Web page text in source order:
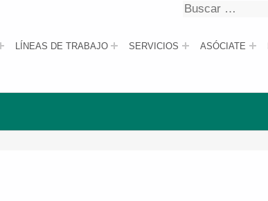
LÍNEAS DE TRABAJO SERVICIOS ASÓCIATE
Buscar